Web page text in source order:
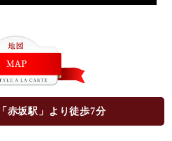
赤坂駅」より徒歩7分